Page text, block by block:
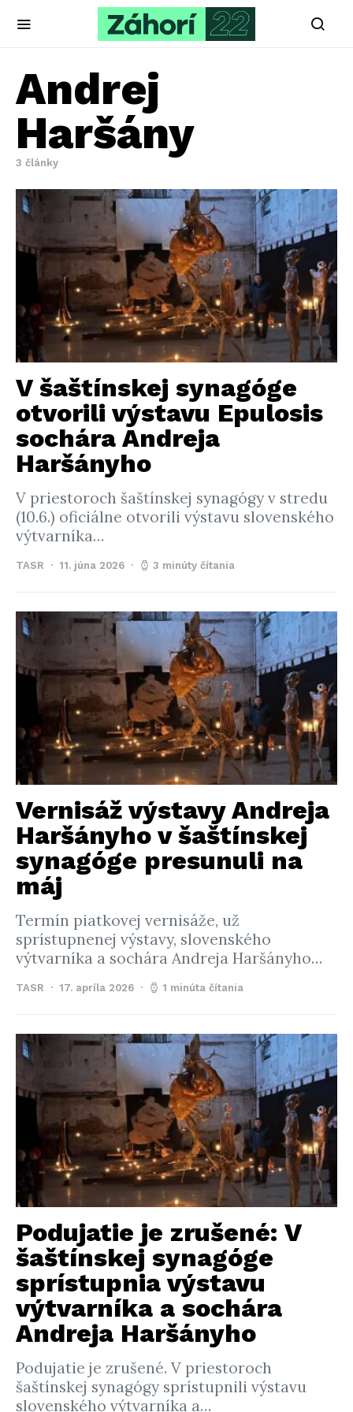
Andrej
Haršány
3 články
V šaštínskej synagóge
otvorili výstavu Epulosis
sochára Andreja
Haršányho
V priestoroch šaštínskej synagógy v stredu
(10.6.) oficiálne otvorili výstavu slovenského
výtvarníka…
TASR 11. júna 2026 3 minúty čítania
Vernisáž výstavy Andreja
Haršányho v šaštínskej
synagóge presunuli na
máj
Termín piatkovej vernisáže, už
sprístupnenej výstavy, slovenského
výtvarníka a sochára Andreja Haršányho…
TASR 17. apríla 2026 1 minúta čítania
Podujatie je zrušené: V
šaštínskej synagóge
sprístupnia výstavu
výtvarníka a sochára
Andreja Haršányho
Podujatie je zrušené. V priestoroch
šaštínskej synagógy sprístupnili výstavu
slovenského výtvarníka a…